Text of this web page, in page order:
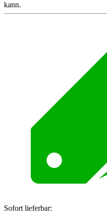
kann.
Sofort lieferbar: